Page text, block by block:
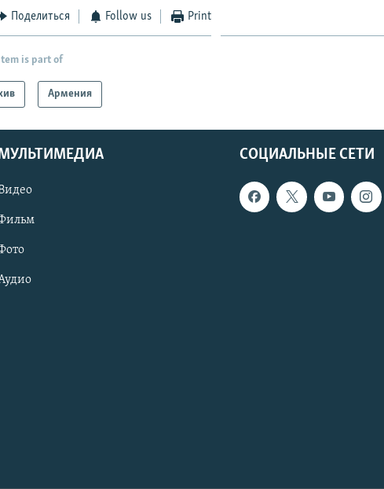
Поделиться Follow us Print
is part of
Армения
СОЦИАЛЬНЫЕ СЕТИ